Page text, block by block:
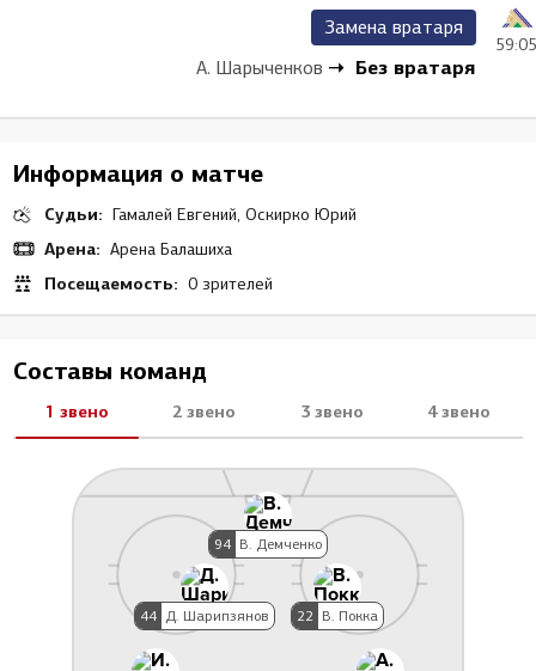
59:05
Замена вратаря
А. Шарыченков
Без вратаря
Информация о матче
Судьи: Гамалей Евгений, Оскирко Юрий
Арена: Арена Балашиха
Посещаемость: 0 зрителей
Составы команд
1 звено 2 звено 3 звено 4 звено
94 В. Демченко
22 В. Покка
44 Д. Шарипзянов